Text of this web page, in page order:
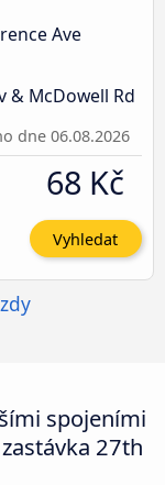
Ave
& McDowell Rd
dne 06.08.2026
68 Kč
Vyhledat
spojeními
27th